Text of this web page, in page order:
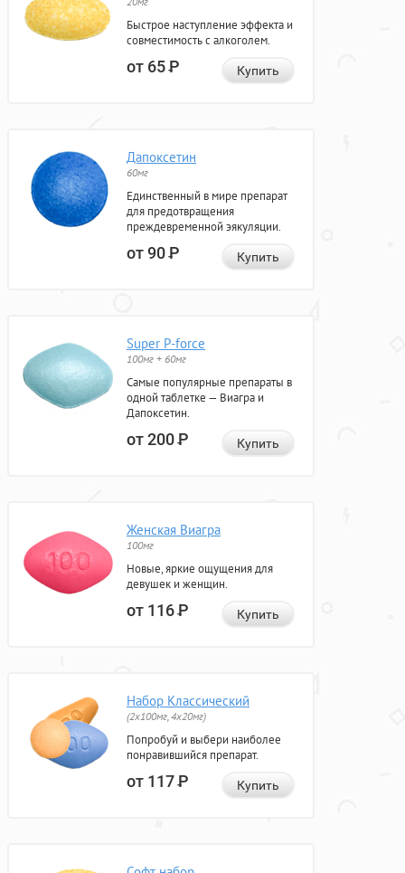
Быстрое наступление эффекта и
совместимость с алкоголем.
от 65Р Купить
Дапоксетин
60мг
Единственный в мире препарат
для предотвращения
преждевременной эякуляции.
от 90Р Купить
Super P-force
100мг + 60мг
Самые популярные препараты в
одной таблетке — Виагра и
Дапоксетин.
от 200Р Купить
Женская Виагра
100мг
Новые, яркие ощущения для
девушек и женщин.
от 116Р Купить
Набор Классический
(2x100мг, 4x20мг)
Попробуй и выбери наиболее
понравившийся препарат.
от 117Р Купить